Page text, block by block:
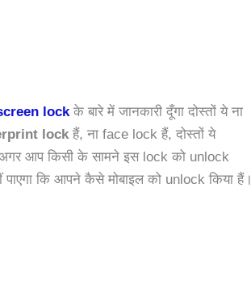
lock के बारे में जानकारी दूँगा दोस्तों ये ना
lock हैं, ना face lock हैं, दोस्तों ये
आप किसी के सामने इस lock को unlock
कि आपने कैसे मोबाइल को unlock किया हैं।